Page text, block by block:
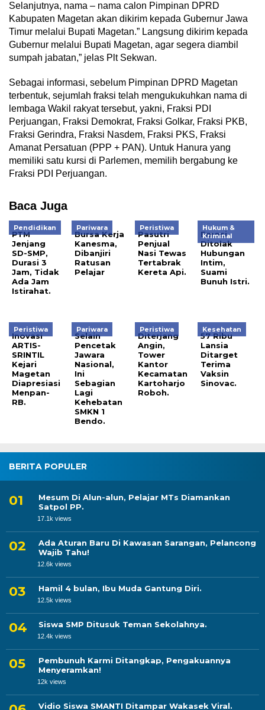
Selanjutnya, nama – nama calon Pimpinan DPRD
Kabupaten Magetan akan dikirim kepada Gubernur Jawa
Timur melalui Bupati Magetan.” Langsung dikirim kepada
Gubernur melalui Bupati Magetan, agar segera diambil
sumpah jabatan,” jelas Plt Sekwan.
Sebagai informasi, sebelum Pimpinan DPRD Magetan
terbentuk, sejumlah fraksi telah mengukukuhkan nama di
lembaga Wakil rakyat tersebut, yakni, Fraksi PDI
Perjuangan, Fraksi Demokrat, Fraksi Golkar, Fraksi PKB,
Fraksi Gerindra, Fraksi Nasdem, Fraksi PKS, Fraksi
Amanat Persatuan (PPP + PAN). Untuk Hanura yang
memiliki satu kursi di Parlemen, memilih bergabung ke
Fraksi PDI Perjuangan.
Baca Juga
Pendidikan
PTM
Jenjang
SD-SMP,
Durasi 3
Jam, Tidak
Ada Jam
Istirahat.
Pariwara
Bursa Kerja
Kanesma,
Dibanjiri
Ratusan
Pelajar
Peristiwa
Pasutri
Penjual
Nasi Tewas
Tertabrak
Kereta Api.
Hukum &
Kriminal
Emosi
Ditolak
Hubungan
Intim,
Suami
Bunuh Istri.
Peristiwa
Inovasi
ARTIS-
SRINTIL
Kejari
Magetan
Diapresiasi
Menpan-
RB.
Pariwara
Selain
Pencetak
Jawara
Nasional,
Ini
Sebagian
Lagi
Kehebatan
SMKN 1
Bendo.
Peristiwa
Diterjang
Angin,
Tower
Kantor
Kecamatan
Kartoharjo
Roboh.
Kesehatan
57 Ribu
Lansia
Ditarget
Terima
Vaksin
Sinovac.
BERITA POPULER
Mesum Di Alun-alun, Pelajar MTs Diamankan
Satpol PP.
17.1k views
Ada Aturan Baru Di Kawasan Sarangan, Pelancong
Wajib Tahu!
12.6k views
Hamil 4 bulan, Ibu Muda Gantung Diri.
12.5k views
Siswa SMP Ditusuk Teman Sekolahnya.
12.4k views
Pembunuh Karmi Ditangkap, Pengakuannya
Menyeramkan!
12k views
Vidio Siswa SMANTI Ditampar Wakasek Viral.